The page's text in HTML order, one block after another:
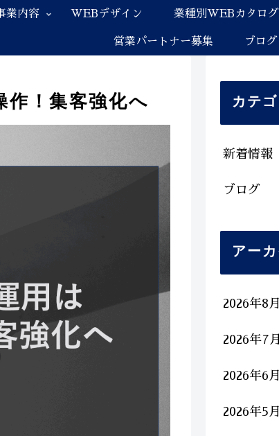
業内容 WEBデザイン 業種別WEBカタログ
営業パートナー募集 ブログ
！集客強化へ カテ
新着情報
ブログ
アー
2026年8月
2026年7月
2026年6月
2026年5月